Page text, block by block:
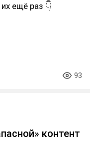
ещё раз 👇
93
контент